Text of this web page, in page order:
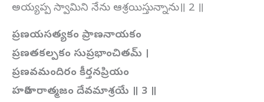
అయ్యప్ప స్వామిని నేను ఆశ్రయిస్తున్నాను॥ 2 ॥
ప్రణయసత్యకం ప్రాణనాయకం
ప్రణతకల్పకం సుప్రభాంచితమ్ ।
ప్రణవమందిరం కీర్తనప్రియం
హరిహరాత్మజం దేవమాశ్రయే ॥ 3 ॥